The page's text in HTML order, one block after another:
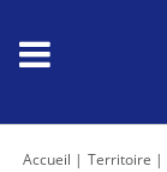
Accueil Territoire